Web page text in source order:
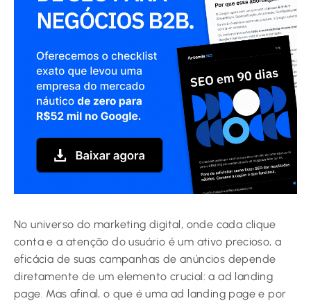
No universo do marketing digital, onde cada clique
conta e a atenção do usuário é um ativo precioso, a
eficácia de suas campanhas de anúncios depende
diretamente de um elemento crucial: a ad landing
page. Mas afinal, o que é uma ad landing page e por